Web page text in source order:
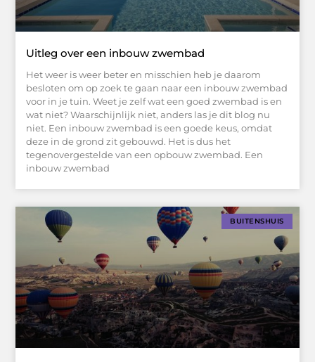
Uitleg over een inbouw zwembad
Het weer is weer beter en misschien heb je daarom
besloten om op zoek te gaan naar een inbouw zwembad
voor in je tuin. Weet je zelf wat een goed zwembad is en
wat niet? Waarschijnlijk niet, anders las je dit blog nu
niet. Een inbouw zwembad is een goede keus, omdat
deze in de grond zit gebouwd. Het is dus het
tegenovergestelde van een opbouw zwembad. Een
inbouw zwembad
BUITENSHUIS